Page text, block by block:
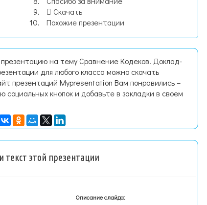
Скачать
Похожие презентации
на тему Сравнение Кодеков. Доклад-
для любого класса можно скачать
презентаций Mypresentation Вам понравились –
социальных кнопок и добавьте в закладки в своем
текст этой презентации
Описание слайда: